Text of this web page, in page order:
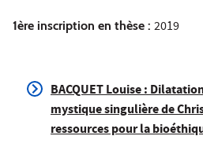
1ère inscription en thèse : 2019
BACQUET Louise :
mystique singulière de
ressources pour la